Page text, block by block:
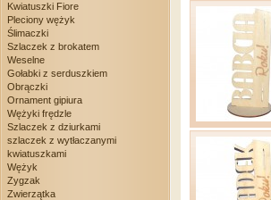
Kwiatuszki Fiore
Pleciony wężyk
Ślimaczki
Szlaczek z brokatem
Weselne
Gołabki z serduszkiem
Obrączki
Ornament gipiura
Wężyki frędzle
Szlaczek z dziurkami
szlaczek z wytłaczanymi
kwiatuszkami
Wężyk
Zygzak
Zwierzątka